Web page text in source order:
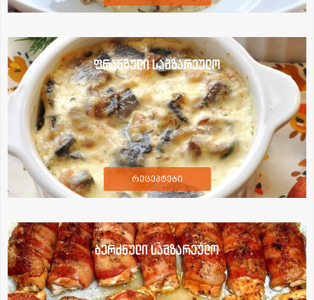
ფრანგული სამზარეულო
რეცეპტები
ბერძნული სამზარეულო